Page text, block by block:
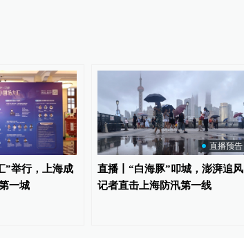
”举行，上海成
一城
直播预告
直播丨“白海豚”叩城，澎湃追风
记者直击上海防汛第一线